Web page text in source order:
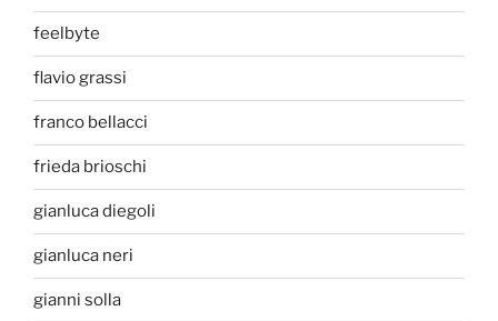
feelbyte
flavio grassi
franco bellacci
frieda brioschi
gianluca diegoli
gianluca neri
gianni solla